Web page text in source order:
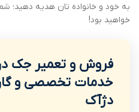
به خود و خانواده تان هدیه دهید؛
خواهید بود!
فروش و تعمیر جک
خدمات تخصصی و
دژآک